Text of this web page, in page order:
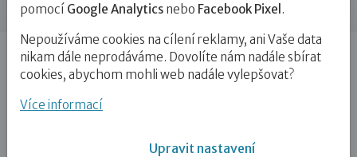
Příspěvek
Úvod Blog Adopce
Rozhodli jste se přijmout dítě
do náhradní rodinné péče?…
Rozhodli jste se přijmout dítě do
pomocí Google Analytics nebo Facebook Pixel .
Nepoužíváme cookies na cílení reklamy, ani Vaše data
nikam dále neprodáváme. Dovolíte nám nadále sbírat
cookies, abychom mohli web nadále vylepšovat?
Více informací
Upravit nastavení